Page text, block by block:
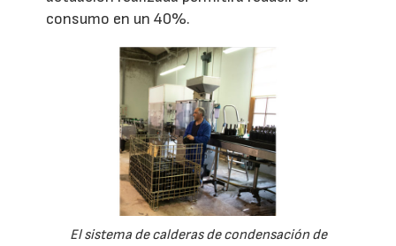
consumo en un 40%.
El sistema de calderas de condensación de